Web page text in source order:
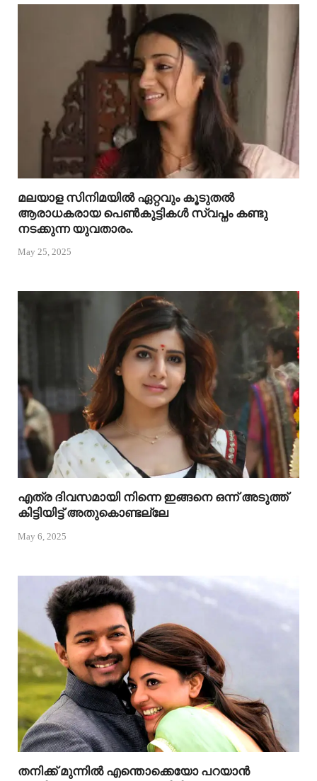
മലയാള സിനിമയിൽ ഏറ്റവും കൂടുതൽ
ആരാധകരായ പെൺകുട്ടികൾ സ്വപ്നം കണ്ടു
നടക്കുന്ന യുവതാരം.
May 25, 2025
എത്ര ദിവസമായി നിന്നെ ഇങ്ങനെ ഒന്ന് അടുത്ത്
കിട്ടിയിട്ട് അതുകൊണ്ടല്ലേ
May 6, 2025
തനിക്ക് മുന്നിൽ എന്തൊക്കെയോ പറയാൻ